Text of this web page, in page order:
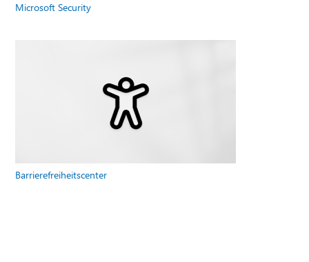
Microsoft Security
Barrierefreiheitscenter